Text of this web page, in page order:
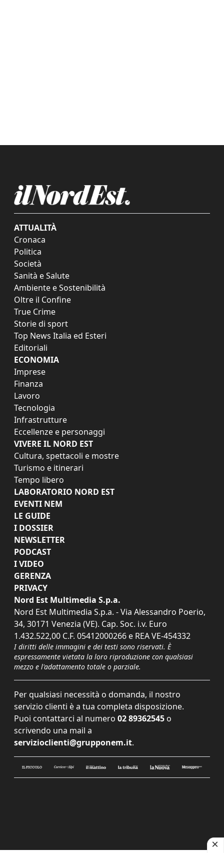
ATTUALITÀ
Cronaca
Politica
Società
Sanità e Salute
Ambiente e Sostenibilità
Oltre il Confine
True Crime
Storie di sport
Top News Italia ed Esteri
Editoriali
ECONOMIA
Imprese
Finanza
Lavoro
Tecnologia
Infrastrutture
Eccellenze e personaggi
VIVERE IL NORD EST
Cultura, spettacoli e mostre
Turismo e itinerari
Tempo libero
LABORATORIO NORD EST
EVENTI NEM
LE GUIDE
I DOSSIER
NEWSLETTER
PODCAST
I VIDEO
GERENZA
PRIVACY
Nord Est Multimedia S.p.a.
Nord Est Multimedia S.p.a. - Via Alessandro Poerio,
34, 30171 Venezia (VE). Cap. Soc. i.v. Euro
1.432.522,00 C.F. 05412000266 e REA VE-454332
I diritti delle immagini e dei testi sono riservati. È
espressamente vietata la loro riproduzione con qualsiasi
mezzo e l'adattamento totale o parziale.
Per qualsiasi necessità o domanda, il nostro
servizio clienti è a tua completa disposizione.
Puoi contattarci al numero 02 89362545 o
scrivendo una mail a
servizioclienti@grupponem.it.